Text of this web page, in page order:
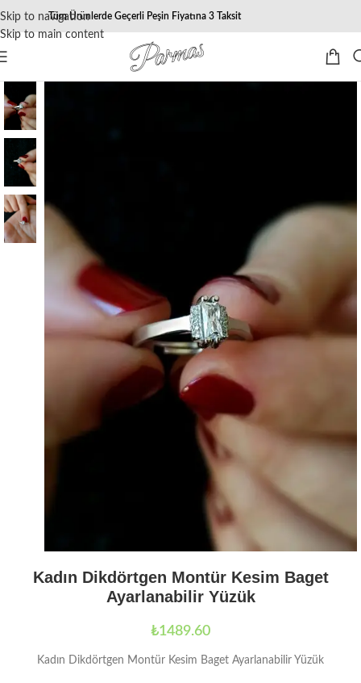
Skip to navigation
Skip to main content
Tüm Ürünlerde Geçerli Peşin Fiyatına 3 Taksit
Kadın Dikdörtgen Montür Kesim Baget
Ayarlanabilir Yüzük
₺1489.60
Kadın Dikdörtgen Montür Kesim Baget Ayarlanabilir Yüzük